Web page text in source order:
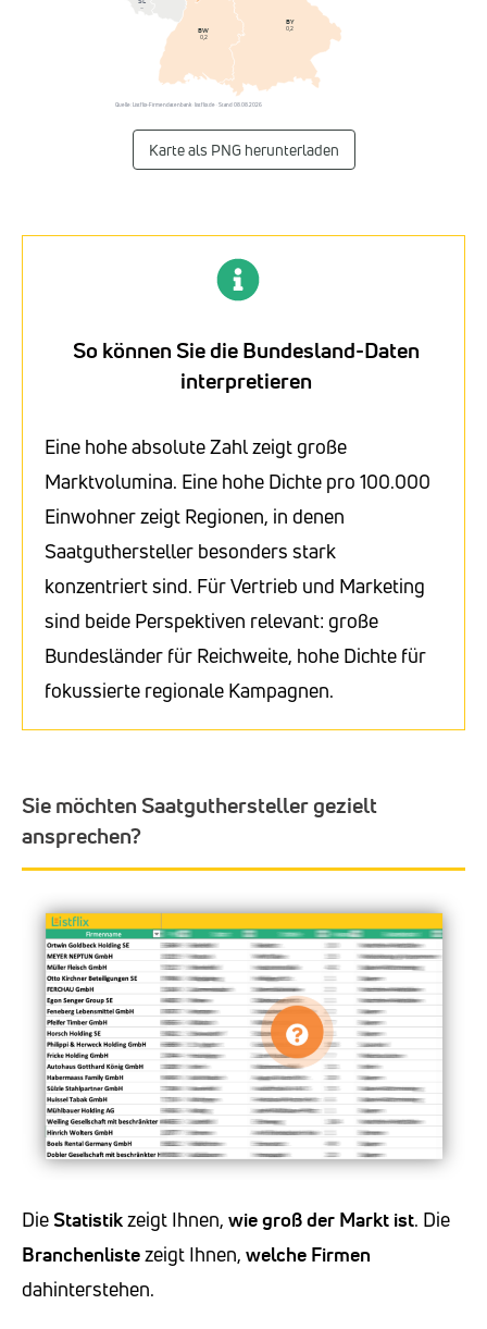
BW
0,2
BY
0,2
–
Quelle: Listflix-Firmendatenbank · listflix.de · Stand 08.08.2026
Karte als PNG herunterladen
So können Sie die Bundesland-Daten
interpretieren
Eine hohe absolute Zahl zeigt große
Marktvolumina. Eine hohe Dichte pro 100.000
Einwohner zeigt Regionen, in denen
Saatguthersteller besonders stark
konzentriert sind. Für Vertrieb und Marketing
sind beide Perspektiven relevant: große
Bundesländer für Reichweite, hohe Dichte für
fokussierte regionale Kampagnen.
Sie möchten Saatguthersteller gezielt
ansprechen?
DieStatistikzeigt Ihnen, wie groß der Markt ist. Die
Branchenlistezeigt Ihnen, welche Firmen
dahinterstehen.